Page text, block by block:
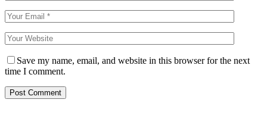
Save my name, email, and website in this browser for the next
time I comment.